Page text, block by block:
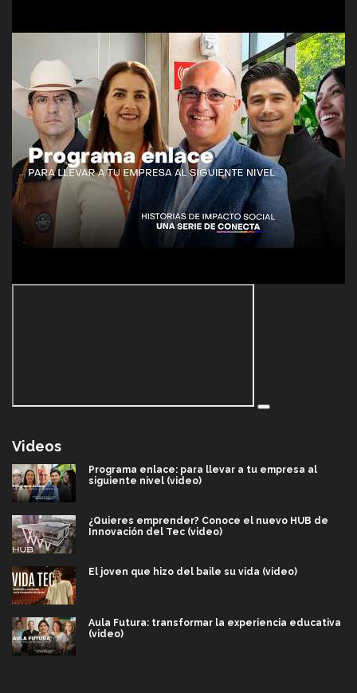
Videos
Programa enlace: para llevar a tu empresa al
siguiente nivel (video)
¿Quieres emprender? Conoce el nuevo HUB de
Innovación del Tec (video)
El joven que hizo del baile su vida (video)
Aula Futura: transformar la experiencia educativa
(video)